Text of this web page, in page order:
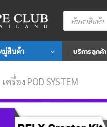
Products
search
มู่สินค้า บริการลูกค้า
เครื่อง POD SYSTEM